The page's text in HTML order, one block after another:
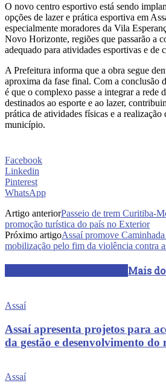
O novo centro esportivo está sendo
opções de lazer e prática esportiva em
especialmente moradores da Vila
Novo Horizonte, regiões que passarão a
adequado para atividades esportivas e de
A Prefeitura informa que a obra segue
aproxima da fase final. Com a conclusão
é que o complexo passe a integrar a rede
destinados ao esporte e ao lazer,
prática de atividades físicas e a realização
município.
Facebook
Linkedin
Pinterest
WhatsApp
Artigo anteriorPasseio de trem Curitiba-
promoção turística do país no Exterior
Próximo artigoAssaí promove
mobilização pelo fim da violência contra
Mais
Assaí
Assaí apresenta projetos para
da gestão e desenvolvimento do
Assaí